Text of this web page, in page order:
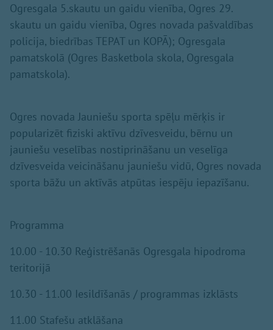
Ogresgala 5.skautu un gaidu vienība, Ogres 29.
skautu un gaidu vienība, Ogres novada pašvaldības
policija, biedrības TEPAT un KOPĀ); Ogresgala
pamatskolā (Ogres Basketbola skola, Ogresgala
pamatskola).
Ogres novada Jauniešu sporta spēļu mērķis ir
popularizēt fiziski aktīvu dzīvesveidu, bērnu un
jauniešu veselības nostiprināšanu un veselīga
dzīvesveida veicināšanu jauniešu vidū, Ogres novada
sporta bāžu un aktīvās atpūtas iespēju iepazīšanu.
Programma
10.00 - 10.30 Reģistrēšanās Ogresgala hipodroma
teritorijā
10.30 - 11.00 Iesildīšanās / programmas izklāsts
11.00 Stafešu atklāšana